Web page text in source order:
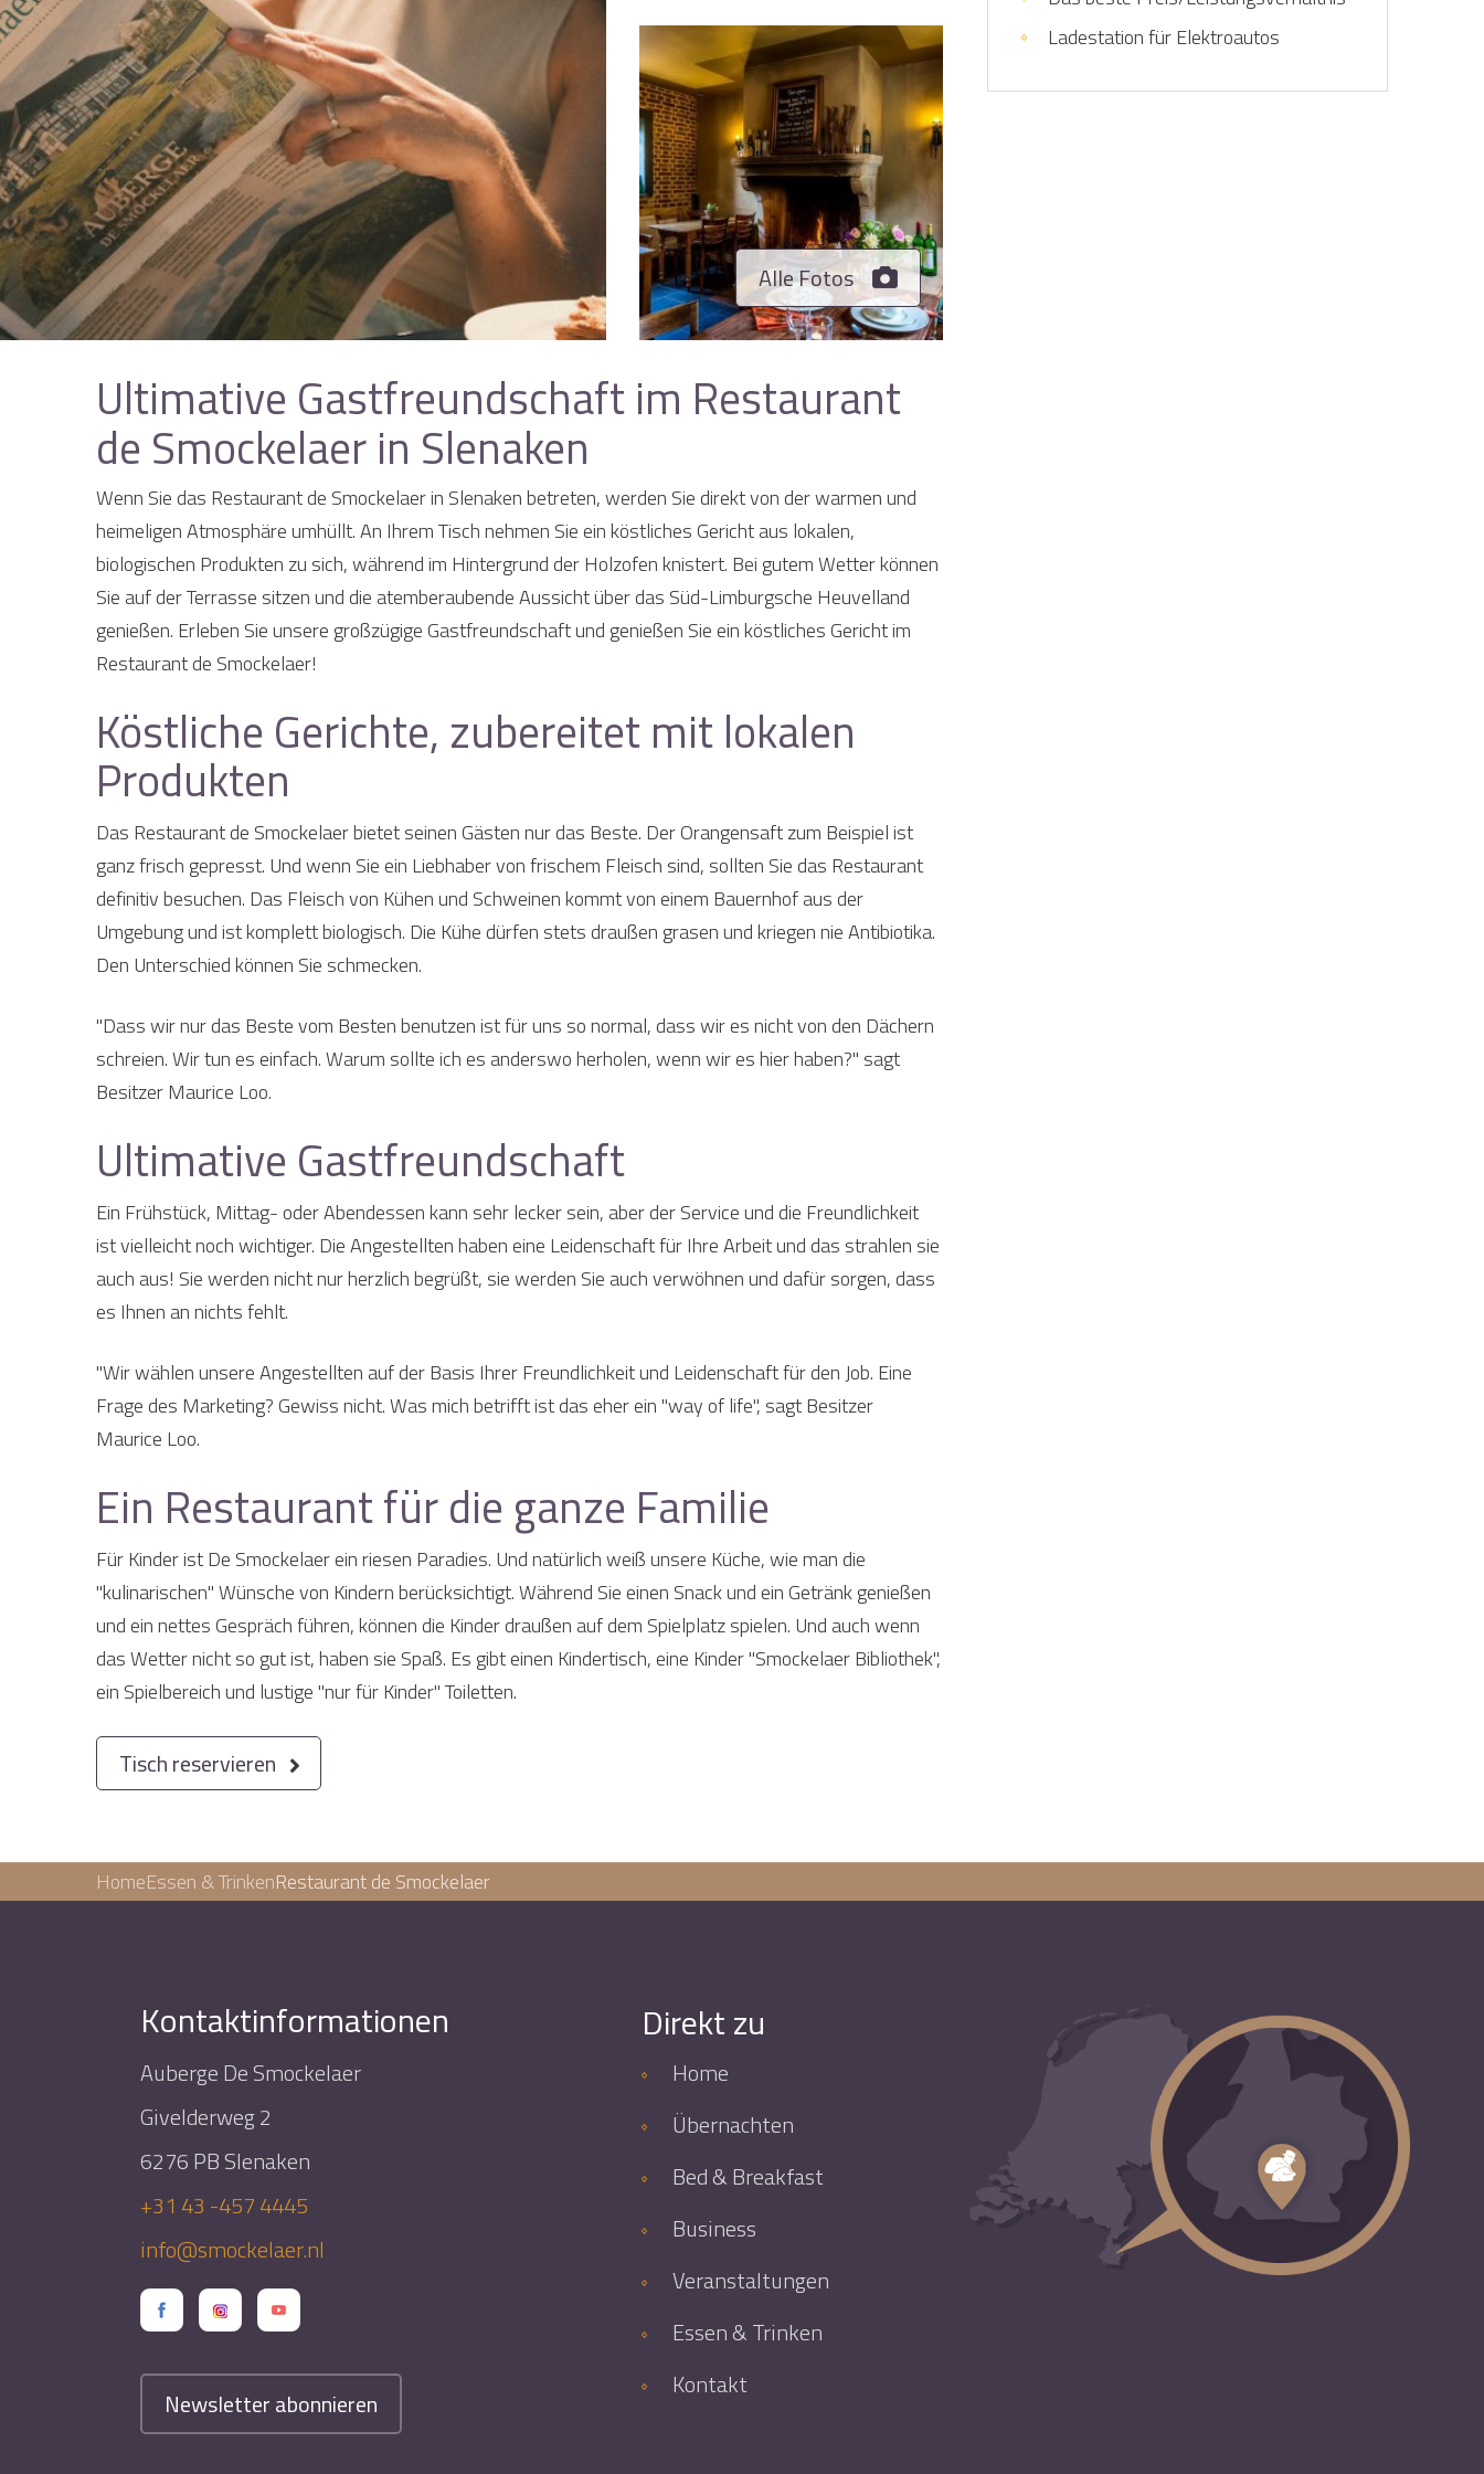
Alle Fotos
Ultimative Gastfreundschaft im Restaurant
de Smockelaer in Slenaken
Wenn Sie das Restaurant de Smockelaer in Slenaken betreten, werden Sie direkt von der warmen und
heimeligen Atmosphäre umhüllt. An Ihrem Tisch nehmen Sie ein köstliches Gericht aus lokalen,
biologischen Produkten zu sich, während im Hintergrund der Holzofen knistert. Bei gutem Wetter können
Sie auf der Terrasse sitzen und die atemberaubende Aussicht über das Süd-Limburgsche Heuvelland
genießen. Erleben Sie unsere großzügige Gastfreundschaft und genießen Sie ein köstliches Gericht im
Restaurant de Smockelaer!
Köstliche Gerichte, zubereitet mit lokalen
Produkten
Das Restaurant de Smockelaer bietet seinen Gästen nur das Beste. Der Orangensaft zum Beispiel ist
ganz frisch gepresst. Und wenn Sie ein Liebhaber von frischem Fleisch sind, sollten Sie das Restaurant
definitiv besuchen. Das Fleisch von Kühen und Schweinen kommt von einem Bauernhof aus der
Umgebung und ist komplett biologisch. Die Kühe dürfen stets draußen grasen und kriegen nie Antibiotika.
Den Unterschied können Sie schmecken.
"Dass wir nur das Beste vom Besten benutzen ist für uns so normal, dass wir es nicht von den Dächern
schreien. Wir tun es einfach. Warum sollte ich es anderswo herholen, wenn wir es hier haben?" sagt
Besitzer Maurice Loo.
Ultimative Gastfreundschaft
Ein Frühstück, Mittag- oder Abendessen kann sehr lecker sein, aber der Service und die Freundlichkeit
ist vielleicht noch wichtiger. Die Angestellten haben eine Leidenschaft für Ihre Arbeit und das strahlen sie
auch aus! Sie werden nicht nur herzlich begrüßt, sie werden Sie auch verwöhnen und dafür sorgen, dass
es Ihnen an nichts fehlt.
"Wir wählen unsere Angestellten auf der Basis Ihrer Freundlichkeit und Leidenschaft für den Job. Eine
Frage des Marketing? Gewiss nicht. Was mich betrifft ist das eher ein "way of life", sagt Besitzer
Maurice Loo.
Ein Restaurant für die ganze Familie
Für Kinder ist De Smockelaer ein riesen Paradies. Und natürlich weiß unsere Küche, wie man die
"kulinarischen" Wünsche von Kindern berücksichtigt. Während Sie einen Snack und ein Getränk genießen
und ein nettes Gespräch führen, können die Kinder draußen auf dem Spielplatz spielen. Und auch wenn
das Wetter nicht so gut ist, haben sie Spaß. Es gibt einen Kindertisch, eine Kinder "Smockelaer Bibliothek",
ein Spielbereich und lustige "nur für Kinder" Toiletten.
Tisch reservieren
Ladestation für Elektroautos
HomeEssen & TrinkenRestaurant de Smockelaer
Kontaktinformationen
Auberge De Smockelaer
Givelderweg 2
6276 PB Slenaken
+31 43 -457 4445
info@smockelaer.nl
Newsletter abonnieren
Direkt zu
Home
Übernachten
Bed & Breakfast
Business
Veranstaltungen
Essen & Trinken
Kontakt